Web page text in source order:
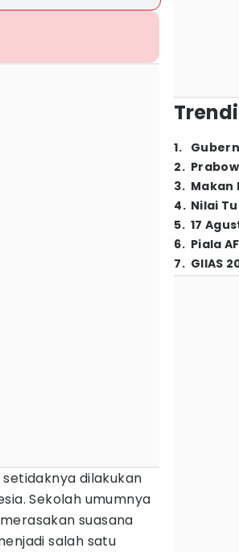
dilakukan
Sekolah umumnya
suasana
salah satu
1.
2.
3. Makan
4. Nilai
5. 17
6. Piala
7. GIIAS